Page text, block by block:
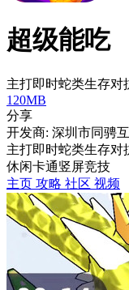
超级能吃
主打即时蛇类生存对
120MB
分享
开发商: 深圳市同骋
主打即时蛇类生存对
休闲卡通竖屏竞技
主页 攻略 社区 视频